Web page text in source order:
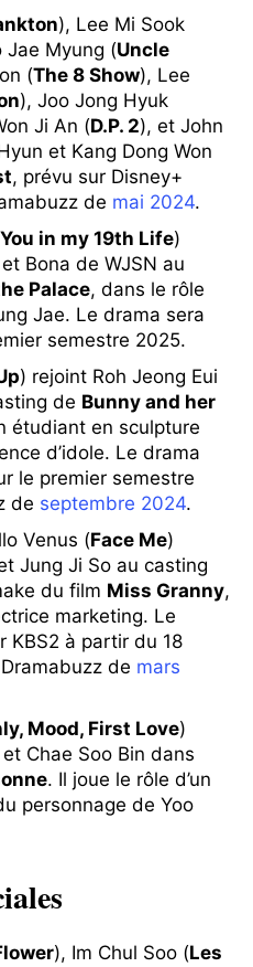
), Lee Mi Sook
Jae Myung (Uncle
(The 8 Show), Lee
), Joo Jong Hyuk
Ji An (D.P. 2), et John
et Kang Dong Won
, prévu sur Disney+
de mai 2024.
in my 19th Life)
Bona de WJSN au
Palace, dans le rôle
Jae. Le drama sera
semestre 2025.
) rejoint Roh Jeong Eui
de Bunny and her
étudiant en sculpture
d’idole. Le drama
le premier semestre
de septembre 2024.
Venus (Face Me)
Jung Ji So au casting
du film Miss Granny,
marketing. Le
KBS2 à partir du 18
de mars
Mood, First Love)
Chae Soo Bin dans
. Il joue le rôle d’un
personnage de Yoo
), Im Chul Soo (Les